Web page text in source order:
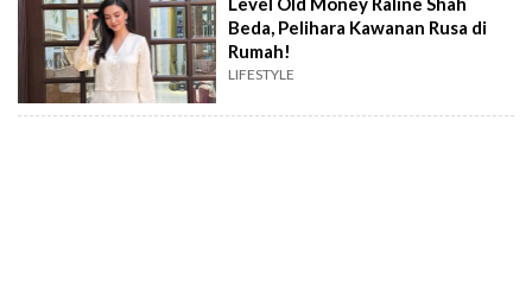
Beda, Pelihara Kawanan Rusa di
Rumah!
LIFESTYLE